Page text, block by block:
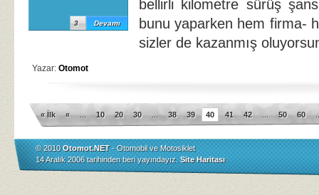
Devamı
3
bellirli kilometre sürüş
bunu yaparken hem firma-
sizler de kazanmış
Yazar: Otomot
« İlk « ... 10 20 30 ... 38 39 40 41 42 ... 50 60
© 2010Otomot.NET- Otomobil ve Motosiklet
14 Aralık 2006 tarihinden beri yayındayız. Site Haritası